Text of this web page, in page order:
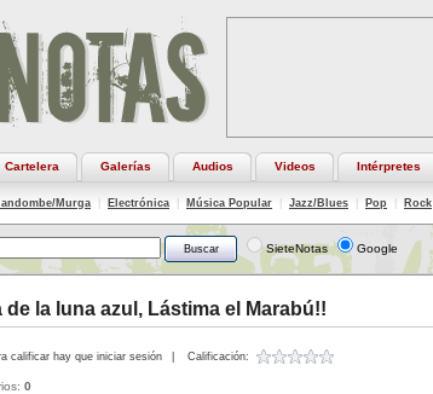
Cartelera Galerías Audios Videos Intérpretes
Murga Electrónica Música Popular Jazz/Blues Pop Rock
SieteNotas Google
de la luna azul, Lástima el Marabú!!
calificar hay que iniciar sesión Calificación:
0